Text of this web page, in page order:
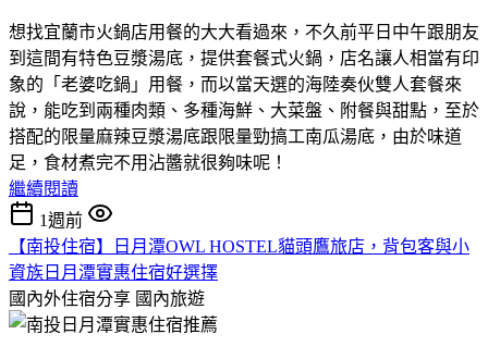
想找宜蘭市火鍋店用餐的大大看過來，不久前平日中午跟朋友
到這間有特色豆漿湯底，提供套餐式火鍋，店名讓人相當有印
象的「老婆吃鍋」用餐，而以當天選的海陸奏伙雙人套餐來
說，能吃到兩種肉類、多種海鮮、大菜盤、附餐與甜點，至於
搭配的限量麻辣豆漿湯底跟限量勁搞工南瓜湯底，由於味道
足，食材煮完不用沾醬就很夠味呢！
繼續閱讀
1週前
【南投住宿】日月潭OWL HOSTEL貓頭鷹旅店，背包客與小
資族日月潭實惠住宿好選擇
國內外住宿分享 國內旅遊